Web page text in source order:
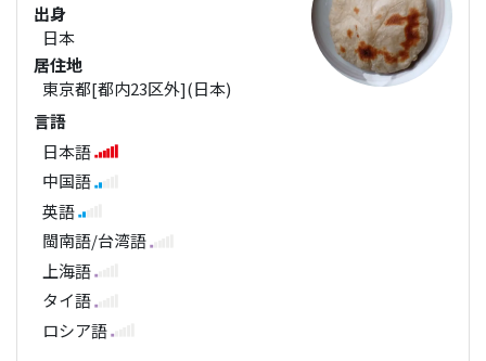
出身
日本
居住地
東京都[都内23区外](日本)
言語
日本語
中国語
英語
閩南語/台湾語
上海語
タイ語
ロシア語